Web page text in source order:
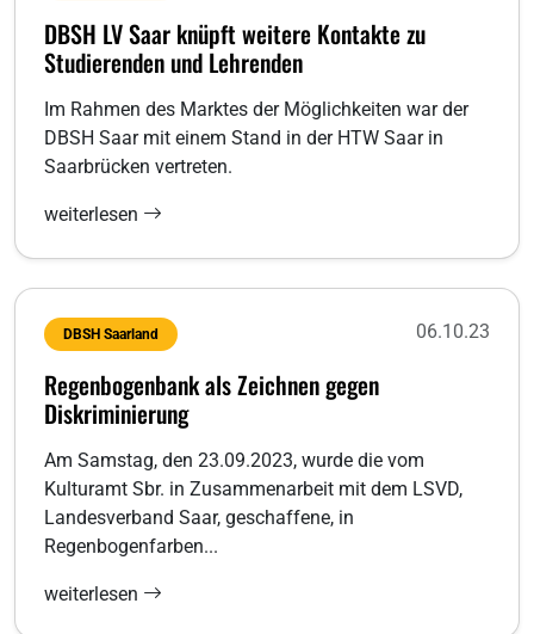
DBSH LV Saar knüpft weitere Kontakte zu
Studierenden und Lehrenden
Im Rahmen des Marktes der Möglichkeiten war der
DBSH Saar mit einem Stand in der HTW Saar in
Saarbrücken vertreten.
weiterlesen
DBSH Saarland 06.10.23
Regenbogenbank als Zeichnen gegen
Diskriminierung
Am Samstag, den 23.09.2023, wurde die vom
Kulturamt Sbr. in Zusammenarbeit mit dem LSVD,
Landesverband Saar, geschaffene, in
Regenbogenfarben...
weiterlesen